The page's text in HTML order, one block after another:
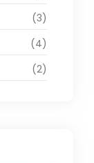
(3)
(4)
(2)